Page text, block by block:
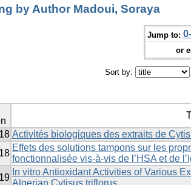
by Author Madoui, Soraya
Jump to:
or
Sort by:
Activités biologiques des extraits de
Effets des solutions tampons sur les
fonctionnalisée vis-à-vis de l’HSA et de
In vitro Antioxidant Activities of Various